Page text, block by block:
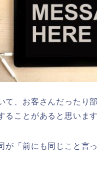
て、お客さんだったり
ることがあると思います
が「前にも同じこと言